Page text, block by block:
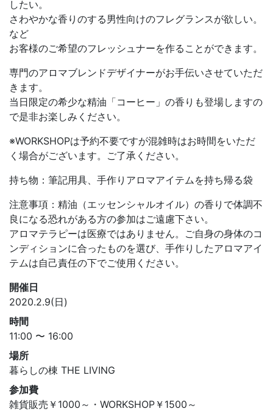
したい。
さわやかな香りのする男性向けのフレグランスが欲しい。
など
お客様のご希望のフレッシュナーを作ることができます。
専門のアロマブレンドデザイナーがお手伝いさせていただ
きます。
当日限定の希少な精油「コーヒー」の香りも登場しますの
で是非お楽しみください。
※WORKSHOPは予約不要ですが混雑時はお時間をいただ
く場合がございます。ご了承ください。
持ち物：筆記用具、手作りアロマアイテムを持ち帰る袋
注意事項：精油（エッセンシャルオイル）の香りで体調不
良になる恐れがある方の参加はご遠慮下さい。
アロマテラピーは医療ではありません。ご自身の身体のコ
ンディションに合ったものを選び、手作りしたアロマアイ
テムは自己責任の下でご使用ください。
開催日
2020.2.9(日)
時間
11:00 〜 16:00
場所
暮らしの棟 THE LIVING
参加費
雑貨販売￥1000～・WORKSHOP￥1500～